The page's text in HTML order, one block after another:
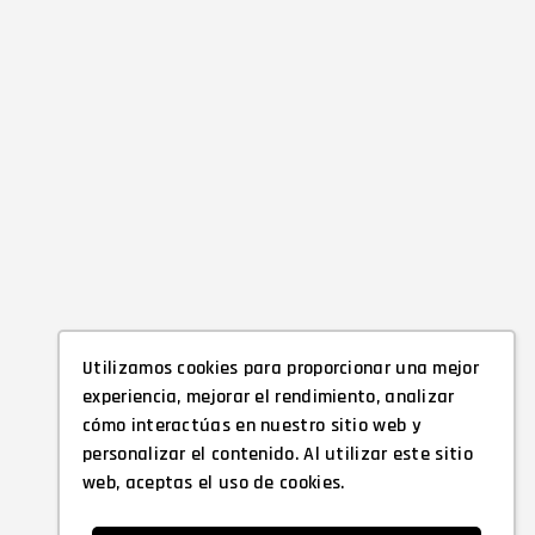
Utilizamos cookies para proporcionar una mejor
experiencia, mejorar el rendimiento, analizar
cómo interactúas en nuestro sitio web y
personalizar el contenido. Al utilizar este sitio
web, aceptas el uso de cookies.